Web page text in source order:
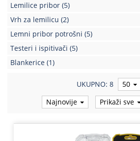
tehnika
Poslovna
oprema,računari
Strujni
Lemilice pribor (5)
Vrh za lemilicu (2)
Lemni pribor potrošni (5)
Testeri i ispitivači (5)
Blankerice (1)
UKUPNO: 8
50
Najnovije
Prikaži sve